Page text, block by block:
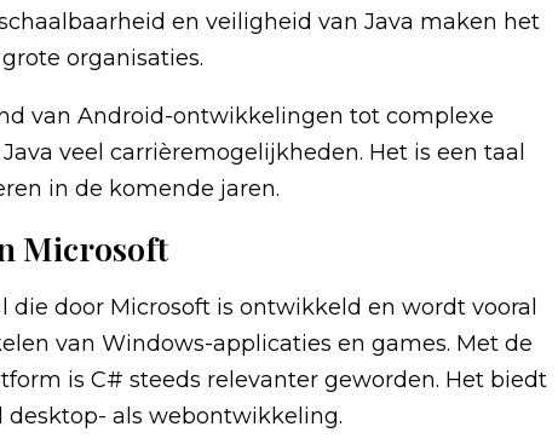
en veiligheid van Java maken het
organisaties.
van Android-ontwikkelingen tot complexe
veel carrièremogelijkheden. Het is een taal
in de komende jaren.
Microsoft
door Microsoft is ontwikkeld en wordt vooral
van Windows-applicaties en games. Met de
is C# steeds relevanter geworden. Het biedt
desktop- als webontwikkeling.